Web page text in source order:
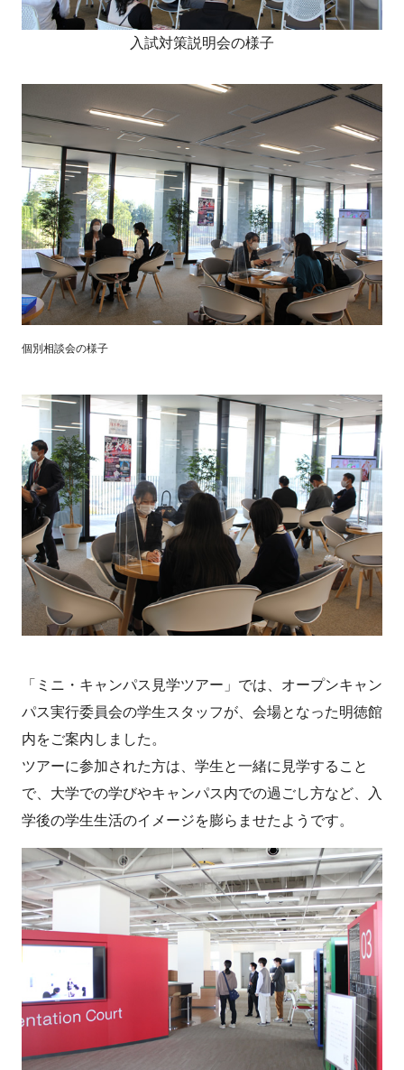
入試対策説明会の様子
個別相談会の様子
「ミニ・キャンパス見学ツアー」では、オープンキャン
パス実行委員会の学生スタッフが、会場となった明徳館
内をご案内しました。
ツアーに参加された方は、学生と一緒に見学すること
で、大学での学びやキャンパス内での過ごし方など、入
学後の学生生活のイメージを膨らませたようです。